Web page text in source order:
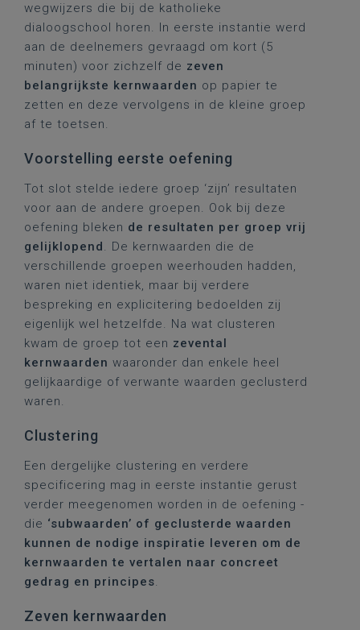
wegwijzers die bij de katholieke
dialoogschool horen. In eerste instantie werd
aan de deelnemers gevraagd om kort (5
minuten) voor zichzelf de zeven
belangrijkste kernwaarden op papier te
zetten en deze vervolgens in de kleine groep
af te toetsen.
Voorstelling eerste oefening
Tot slot stelde iedere groep ‘zijn’ resultaten
voor aan de andere groepen. Ook bij deze
oefening bleken de resultaten per groep vrij
gelijklopend. De kernwaarden die de
verschillende groepen weerhouden hadden,
waren niet identiek, maar bij verdere
bespreking en explicitering bedoelden zij
eigenlijk wel hetzelfde. Na wat clusteren
kwam de groep tot een zevental
kernwaarden waaronder dan enkele heel
gelijkaardige of verwante waarden geclusterd
waren.
Clustering
Een dergelijke clustering en verdere
specificering mag in eerste instantie gerust
verder meegenomen worden in de oefening -
die ‘subwaarden’ of geclusterde waarden
kunnen de nodige inspiratie leveren om de
kernwaarden te vertalen naar concreet
gedrag en principes.
Zeven kernwaarden